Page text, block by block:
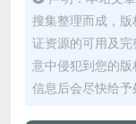
搜集整理而成，
证资源的可用及
意中侵犯到您的
信息后会尽快给予